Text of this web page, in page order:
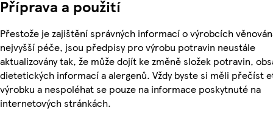
Příprava a použití
Přestože je zajištění správných informací o výrobcích
nejvyšší péče, jsou předpisy pro výrobu potravin neustále
aktualizovány tak, že může dojít ke změně složek potravin,
dietetických informací a alergenů. Vždy byste si měli přečíst
výrobku a nespoléhat se pouze na informace poskytnuté na
internetových stránkách.